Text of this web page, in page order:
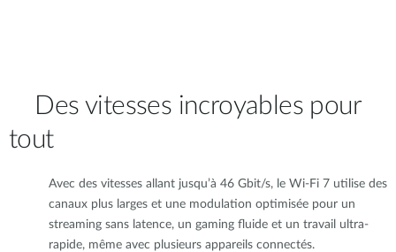
Des vitesses incroyables pour
tout
Avec des vitesses allant jusqu’à 46 Gbit/s, le Wi-Fi 7 utilise des
canaux plus larges et une modulation optimisée pour un
streaming sans latence, un gaming fluide et un travail ultra-
rapide, même avec plusieurs appareils connectés.